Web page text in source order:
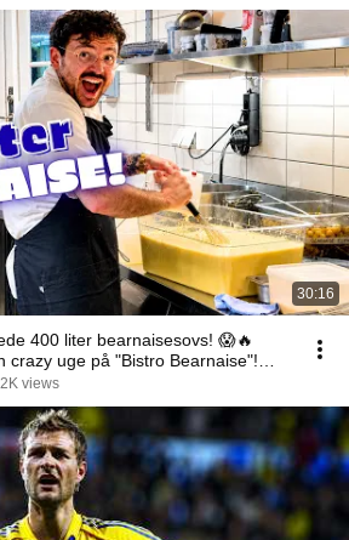
30:16
400 liter bearnaisesovs! 😱🔥
crazy uge på "Bistro Bearnaise"!
views